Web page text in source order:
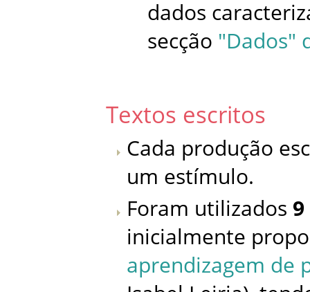
dados
secção "Dados"
Textos escritos
Cada produção
um estímulo.
Foram utilizados
inicialmente
aprendizagem de